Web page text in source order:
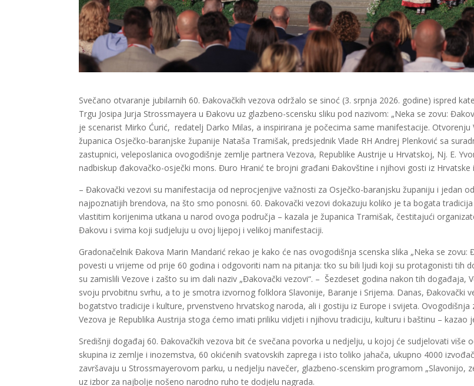
Svečano otvaranje jubilarnih 60. Đakovačkih vezova održalo se sinoć (3. srpnja 2026. godine) ispred
Trgu Josipa Jurja Strossmayera u Đakovu uz glazbeno-scensku sliku pod nazivom: „Neka se zovu:
je scenarist Mirko Ćurić, redatelj Darko Milas, a inspirirana je počecima same manifestacije. Otvorenju
županica Osječko-baranjske županije Nataša Tramišak, predsjednik Vlade RH Andrej Plenković sa
zastupnici, veleposlanica ovogodišnje zemlje partnera Vezova, Republike Austrije u Hrvatskoj, Nj. E.
nadbiskup đakovačko-osječki mons. Đuro Hranić te brojni građani Đakovštine i njihovi gosti iz Hrvatske
– Đakovački vezovi su manifestacija od neprocjenjive važnosti za Osječko-baranjsku županiju i jedan
najpoznatijih brendova, na što smo ponosni. 60. Đakovački vezovi dokazuju koliko je ta bogata
vlastitim korijenima utkana u narod ovoga područja – kazala je županica Tramišak, čestitajući
Đakovu i svima koji sudjeluju u ovoj lijepoj i velikoj manifestaciji.
Gradonačelnik Đakova Marin Mandarić rekao je kako će nas ovogodišnja scenska slika „Neka se zovu:
povesti u vrijeme od prije 60 godina i odgovoriti nam na pitanja: tko su bili ljudi koji su protagonisti tih
su zamislili Vezove i zašto su im dali naziv „Đakovački vezovi“. – Šezdeset godina nakon tih događaja,
svoju prvobitnu svrhu, a to je smotra izvornog folklora Slavonije, Baranje i Srijema. Danas, Đakovački
bogatstvo tradicije i kulture, prvenstveno hrvatskog naroda, ali i gostiju iz Europe i svijeta. Ovogodišnja
Vezova je Republika Austrija stoga ćemo imati priliku vidjeti i njihovu tradiciju, kulturu i baštinu – kazao
Središnji događaj 60. Đakovačkih vezova bit će svečana povorka u nedjelju, u kojoj će sudjelovati više
skupina iz zemlje i inozemstva, 60 okićenih svatovskih zaprega i isto toliko jahača, ukupno 4000
završavaju u Strossmayerovom parku, u nedjelju navečer, glazbeno-scenskim programom „Slavonijo,
uz izbor za najbolje nošeno narodno ruho te dodjelu nagrada.